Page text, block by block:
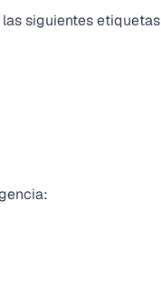
siguientes